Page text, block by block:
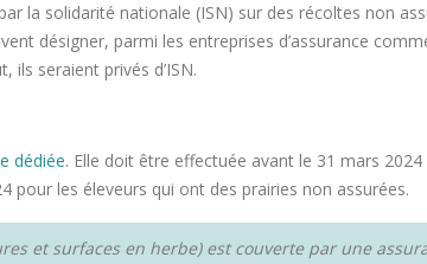
la solidarité nationale (ISN) sur des récoltes non
désigner, parmi les entreprises d’assurance
ils seraient privés d’ISN.
dédiée. Elle doit être effectuée avant le 31 mars
les éleveurs qui ont des prairies non assurées.
et surfaces en herbe) est couverte par une